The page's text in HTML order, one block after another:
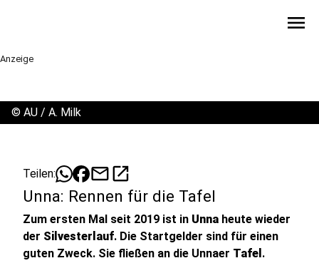
menu
Anzeige
© AU / A. Milk
Teilen: mailopen_in_new
Unna: Rennen für die Tafel
Zum ersten Mal seit 2019 ist in Unna heute wieder
der Silvesterlauf. Die Startgelder sind für einen
guten Zweck. Sie fließen an die Unnaer Tafel .